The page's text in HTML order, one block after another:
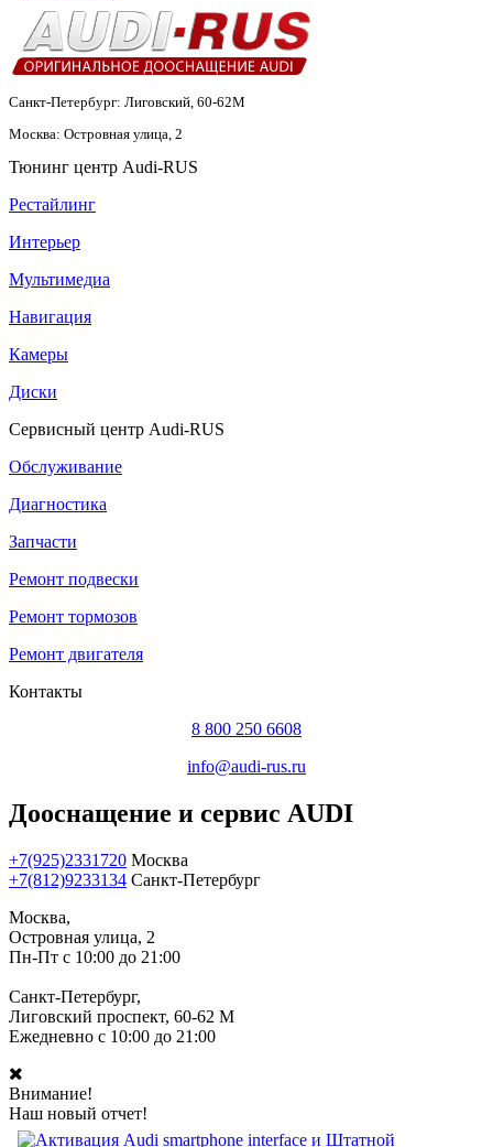
Санкт-Петербург: Лиговский, 60-62М
Москва: Островная улица, 2
Тюнинг центр Audi-RUS
Рестайлинг
Интерьер
Мультимедиа
Навигация
Камеры
Диски
Сервисный центр Audi-RUS
Обслуживание
Диагностика
Запчасти
Ремонт подвески
Ремонт тормозов
Ремонт двигателя
Контакты
8 800 250 6608
info@audi-rus.ru
Дооснащение и сервис AUDI
+7(925)2331720 Москва
+7(812)9233134 Санкт-Петербург
Москва,
Островная улица, 2
Пн-Пт с 10:00 до 21:00
Санкт-Петербург,
Лиговский проспект, 60-62 М
Ежедневно с 10:00 до 21:00
Внимание!
Наш новый отчет!